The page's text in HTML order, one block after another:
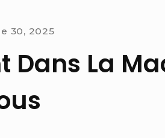
30, 2025
Dans La